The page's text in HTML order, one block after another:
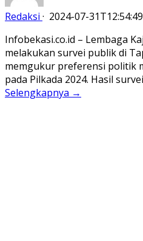
Redaksi · 2024-07-
Infobekasi.co.id – Lembaga
melakukan survei publik di
memgukur preferensi politik
pada Pilkada 2024. Hasil
Selengkapnya →